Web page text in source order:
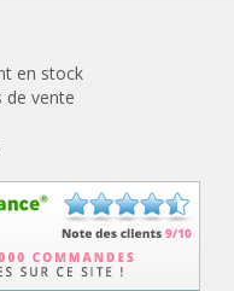
en stock
de vente